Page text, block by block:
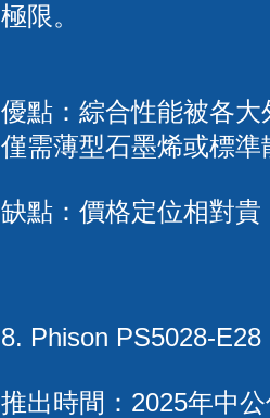
極限。
優點：綜合性能被各
僅需薄型石墨烯或標
缺點：價格定位相對
8. Phison PS5028-E28
推出時間：2025年中